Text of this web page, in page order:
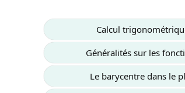
Calcul
Généralités sur les
Le barycentre dans le